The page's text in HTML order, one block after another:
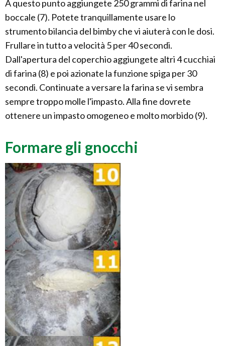
A questo punto aggiungete 250 grammi di farina nel
boccale (7). Potete tranquillamente usare lo
strumento bilancia del bimby che vi aiuterà con le dosi.
Frullare in tutto a velocità 5 per 40 secondi.
Dall'apertura del coperchio aggiungete altri 4 cucchiai
di farina (8) e poi azionate la funzione spiga per 30
secondi. Continuate a versare la farina se vi sembra
sempre troppo molle l'impasto. Alla fine dovrete
ottenere un impasto omogeneo e molto morbido (9).
Formare gli gnocchi